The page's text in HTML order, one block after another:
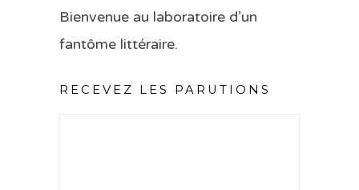
Bienvenue au laboratoire d’un
fantôme littéraire.
RECEVEZ LES PARUTIONS